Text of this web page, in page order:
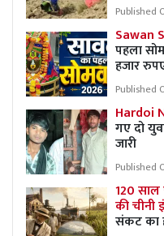
Published
Sawan
पहला
हजार
Published
Hardoi
गए दो
जारी
Published
120 साल
की चीनी
संकट का